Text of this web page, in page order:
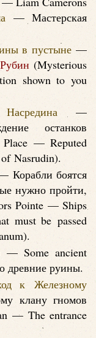
— Мастерская
в пустыне—
(Mysterious
shown to you
—
останков
Place — Reputed
Nasrudin).
боятся
нужно пройти,
Pointe — Ships
must be passed
— Some ancient
древние руины.
к Железному
клану гномов
— The entrance